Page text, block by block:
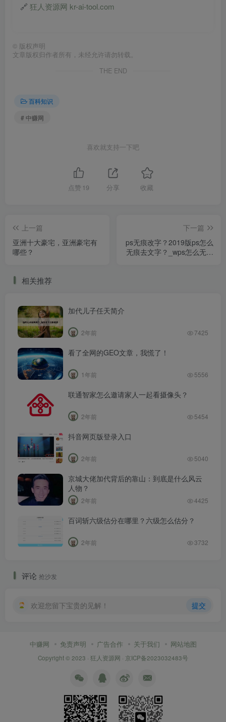
🔗 狂人资源网 kr-ai-tool.com
© 版权声明
文章版权归作者所有，未经允许请勿转载。
THE END
百科知识
# 中赚网
喜欢就支持一下吧
点赞 19 分享 收藏
上一篇
亚洲十大豪宅，亚洲豪宅有
哪些？
下一篇
ps无痕改字？2019版ps怎么
无痕去文字？_wps怎么无痕
相关推荐
加代儿子任天简介
2年前 7425
看了全网的GEO文章，我慌了！
1年前 5556
联通智家怎么邀请家人一起看摄像头？
2年前 5454
抖音网页版登录入口
2年前 5040
京城大佬加代背后的靠山：到底是什么风云
人物？
2年前 4425
百词斩六级估分在哪里？六级怎么估分？
2年前 3732
评论 抢沙发
欢迎您留下宝贵的见解！ 提交
中赚网 免责声明 广告合作 关于我们 网站地图
Copyright © 2023 · 狂人资源网 · 京ICP备2023032483号